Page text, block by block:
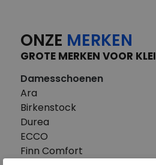
ONZE MERKEN
GROTE MERKEN VOOR
Damesschoenen
Ara
Birkenstock
Durea
ECCO
Finn Comfort